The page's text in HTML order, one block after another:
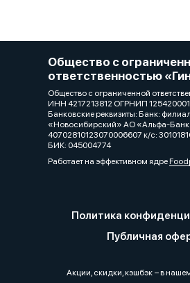
Общество с
ответственностью
Общество с ограниченной
ИНН 4217213812 ОГРНИП
Банковские реквизиты: Банк: филиал
«Новосибирский» АО «Альфа-
40702810123070006607 к/с:
БИК: 045004774
Работает на эффективном ядре
Политика
Публичная
Акции, скидки, кэшбэк − в